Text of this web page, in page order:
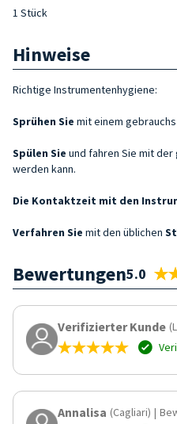
1 Stück
Hinweise
Richtige Instrumentenhygiene:
Sprühen Sie mit einem
Spülen Sie und fahren Sie mit
werden kann.
Die Kontaktzeit mit den
Verfahren Sie mit den üblichen
Bewertungen5.0
Verifizierter Kunde
Annalisa (Cagliari) |